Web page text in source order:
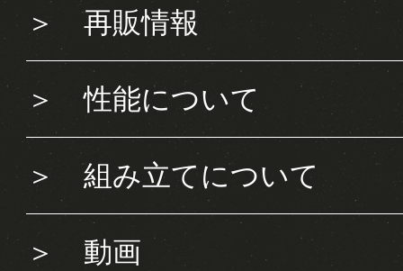
＞再販情報
＞性能について
＞組み立てについて
＞ 動画